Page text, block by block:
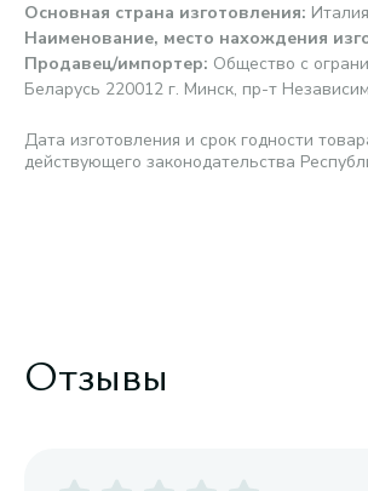
Основная страна изготовления: Италия
Наименование, место нахождения
Продавец/импортер: Общество с
Беларусь 220012 г. Минск, пр-т
Дата изготовления и срок годности
действующего законодательства
Отзывы